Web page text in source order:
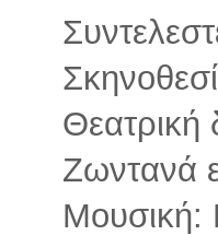
Θεατρική
Ζωντανά
Μουσική: